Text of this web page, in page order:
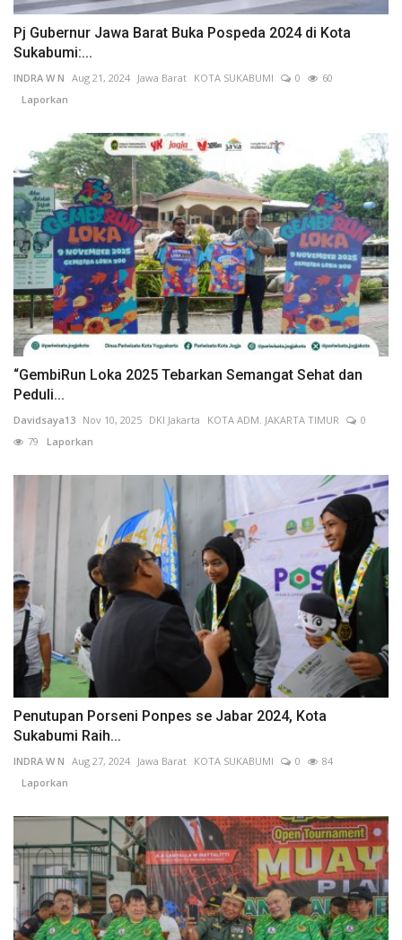
Pj Gubernur Jawa Barat Buka Pospeda 2024 di Kota
Sukabumi:...
INDRA W N Aug 21, 2024 Jawa Barat KOTA SUKABUMI 0
60
Laporkan
“GembiRun Loka 2025 Tebarkan Semangat Sehat dan
Peduli...
Davidsaya13 Nov 10, 2025 DKI Jakarta KOTA ADM. JAKARTA TIMUR
0
79 Laporkan
Penutupan Porseni Ponpes se Jabar 2024, Kota
Sukabumi Raih...
INDRA W N Aug 27, 2024 Jawa Barat KOTA SUKABUMI 0
84
Laporkan